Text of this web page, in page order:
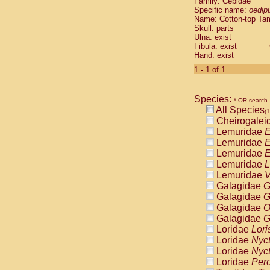
Cebidae
Cebidae
Cebidae
Cebidae
Cebidae
Cebidae
Cebidae
Cebidae
Cebidae
Cebidae
Cebidae
Cebidae
Atelidae
Atelidae
Atelidae
Atelidae
Atelidae
Atelidae
Atelidae
Atelidae
Atelidae
Atelidae
Pitheciidae
Specific name:
Name: Cotton-top
Skull: parts
Ulna: exist
Fibula: exist
Hand: exist
1 - 1 of 1
Species: * OR search
All Species
Lemuridae
Lemuridae
Lemuridae
Lemuridae
Lemuridae
Galagidae
Galagidae
Galagidae
Galagidae
Loridae
Loridae
Loridae
Loridae